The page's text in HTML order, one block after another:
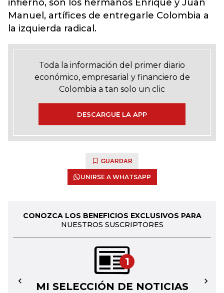
infierno, son los hermanos Enrique y Juan
Manuel, artífices de entregarle Colombia a
la izquierda radical.
Toda la información del primer diario
económico, empresarial y financiero de
Colombia a tan solo un clic
DESCARGUE LA APP
GUARDAR
UNIRSE A WHATSAPP
CONOZCA LOS BENEFICIOS EXCLUSIVOS PARA
NUESTROS SUSCRIPTORES
1
MI SELECCIÓN DE NOTICIAS
← →